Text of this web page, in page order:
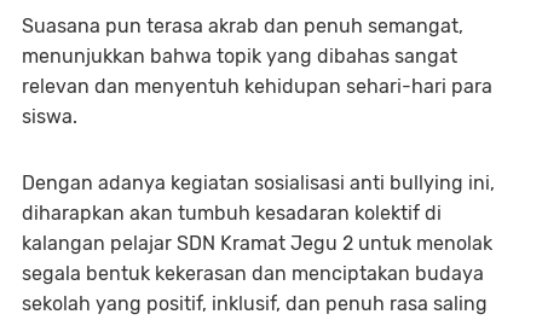
Suasana pun terasa akrab dan penuh semangat,
menunjukkan bahwa topik yang dibahas sangat
relevan dan menyentuh kehidupan sehari-hari para
siswa.
Dengan adanya kegiatan sosialisasi anti bullying ini,
diharapkan akan tumbuh kesadaran kolektif di
kalangan pelajar SDN Kramat Jegu 2 untuk menolak
segala bentuk kekerasan dan menciptakan budaya
sekolah yang positif, inklusif, dan penuh rasa saling